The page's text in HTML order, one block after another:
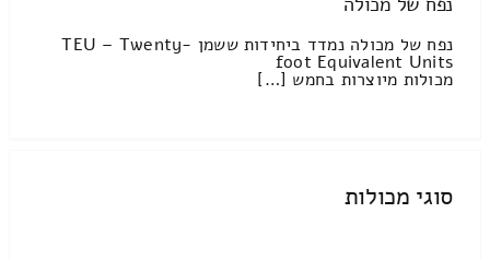
נפח של מכולה נמדד ביחידות ששמן TEU – Twenty-
foot Equivalent Units
מכולות מיוצרות בחמש […]
סוגי מכולות